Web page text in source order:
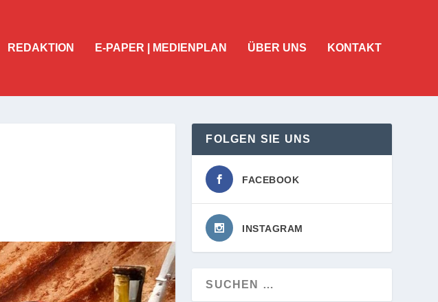
REDAKTION E-PAPER | MEDIENPLAN ÜBER UNS KONTAKT
FOLGEN SIE UNS
FACEBOOK
INSTAGRAM